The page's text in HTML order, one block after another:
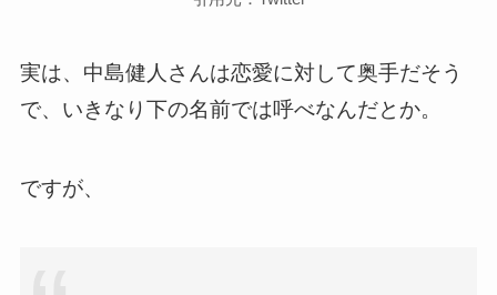
実は、中島健人さんは恋愛に対して奥手だそう
で、いきなり下の名前では呼べなんだとか。
ですが、